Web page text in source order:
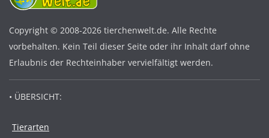
Copyright © 2008-2026 tierchenwelt.de. Alle Rechte
vorbehalten. Kein Teil dieser Seite oder ihr Inhalt darf ohne
Erlaubnis der Rechteinhaber vervielfältigt werden.
• ÜBERSICHT:
Tierarten